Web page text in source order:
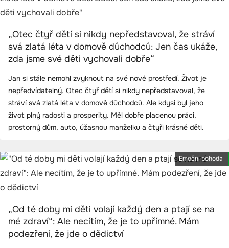
„Otec čtyř dětí si nikdy nepředstavoval, že stráví
svá zlatá léta v domově důchodců: Jen čas ukáže,
zda jsme své děti vychovali dobře“
Jan si stále nemohl zvyknout na své nové prostředí. Život je
nepředvídatelný. Otec čtyř dětí si nikdy nepředstavoval, že
stráví svá zlatá léta v domově důchodců. Ale kdysi byl jeho
život plný radosti a prosperity. Měl dobře placenou práci,
prostorný dům, auto, úžasnou manželku a čtyři krásné děti.
Emoční pohoda
„Od té doby mi děti volají každý den a ptají se na
mé zdraví“: Ale necítím, že je to upřímné. Mám
podezření, že jde o dědictví